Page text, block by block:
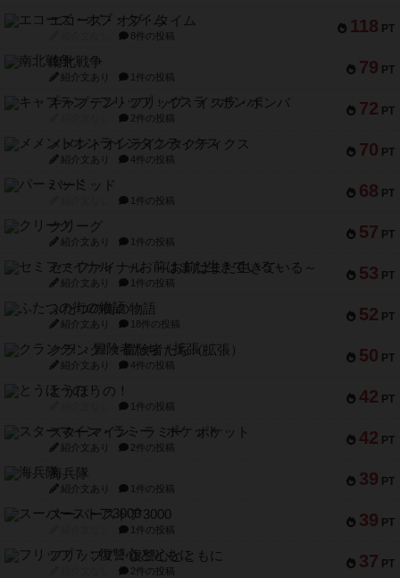
118 PT
エコーズ・オブ・タイム
8件の投稿
79 PT
南北戦争
紹介文あり 1件の投稿
72 PT
キャプテン・フリップ：イスラ・ボンバ
2件の投稿
70 PT
メメントオンラインタクティクス
紹介文あり 4件の投稿
68 PT
パーミッド
1件の投稿
57 PT
クリーグ
紹介文あり 1件の投稿
53 PT
セミファイナル ～お前はまだ生きている～
紹介文あり 1件の投稿
52 PT
ふたつの街の物語
紹介文あり 18件の投稿
50 PT
クランク! ：冒険者たち（拡張）
紹介文あり 4件の投稿
42 PT
とうほうの！
1件の投稿
42 PT
スターマイン・ラミー ポケット
紹介文あり 2件の投稿
39 PT
海兵隊
紹介文あり 1件の投稿
39 PT
スーパーストア3000
1件の投稿
37 PT
フリップ７：復讐心とともに
2件の投稿